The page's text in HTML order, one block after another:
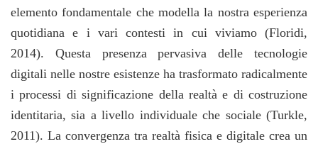
elemento fondamentale che modella la nostra esperienza
quotidiana e i vari contesti in cui viviamo (Floridi,
2014). Questa presenza pervasiva delle tecnologie
digitali nelle nostre esistenze ha trasformato radicalmente
i processi di significazione della realtà e di costruzione
identitaria, sia a livello individuale che sociale (Turkle,
2011). La convergenza tra realtà fisica e digitale crea un